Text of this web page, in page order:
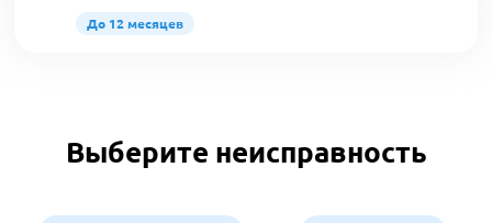
До 12 месяцев
Выберите неисправность